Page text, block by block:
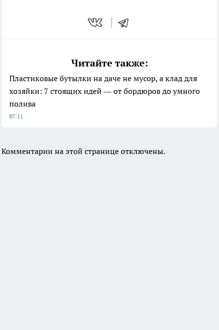
Читайте также:
Пластиковые бутылки на даче не мусор, а клад для
хозяйки: 7 стоящих идей — от бордюров до умного
полива
07:11
Комментарии на этой странице отключены.